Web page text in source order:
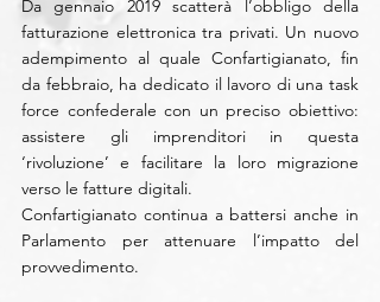
Da gennaio 2019 scatterà l’obbligo della
fatturazione elettronica tra privati. Un nuovo
adempimento al quale Confartigianato, fin
da febbraio, ha dedicato il lavoro di una task
force confederale con un preciso obiettivo:
assistere gli imprenditori in questa
‘rivoluzione’ e facilitare la loro migrazione
verso le fatture digitali.
Confartigianato continua a battersi anche in
Parlamento per attenuare l’impatto del
provvedimento.